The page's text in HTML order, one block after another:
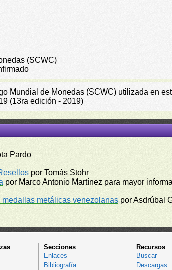
(SCWC)
Mundial de Monedas (SCWC) utilizada en
(13ra edición - 2019)
Pardo
por Tomás Stohr
por Marco Antonio Martínez para mayor
metálicas venezolanas por Asdrúbal
Secciones
Enlaces
Bibliografía
Recursos
Buscar
Descargas